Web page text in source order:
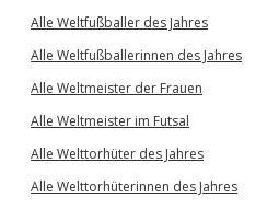
Alle Weltfußballer des Jahres
Alle Weltfußballerinnen des Jahres
Alle Weltmeister der Frauen
Alle Weltmeister im Futsal
Alle Welttorhüter des Jahres
Alle Welttorhüterinnen des Jahres